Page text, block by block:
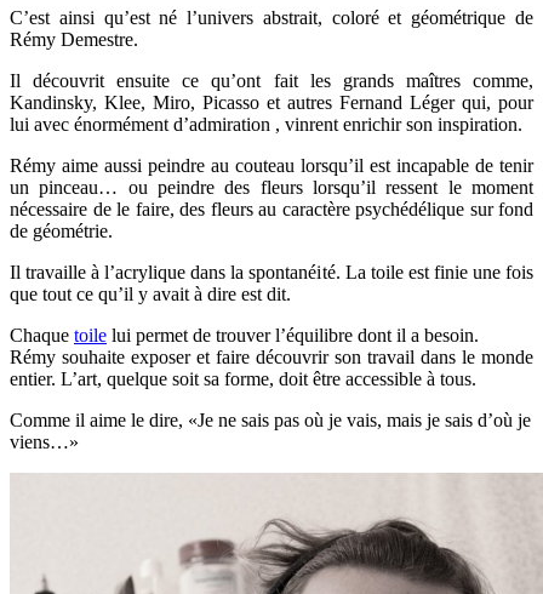
C’est ainsi qu’est né l’univers abstrait, coloré et géométrique de
Rémy Demestre.
Il découvrit ensuite ce qu’ont fait les grands maîtres comme,
Kandinsky, Klee, Miro, Picasso et autres Fernand Léger qui, pour
lui avec énormément d’admiration , vinrent enrichir son inspiration.
Rémy aime aussi peindre au couteau lorsqu’il est incapable de tenir
un pinceau… ou peindre des fleurs lorsqu’il ressent le moment
nécessaire de le faire, des fleurs au caractère psychédélique sur fond
de géométrie.
Il travaille à l’acrylique dans la spontanéité. La toile est finie une fois
que tout ce qu’il y avait à dire est dit.
Chaque toile lui permet de trouver l’équilibre dont il a besoin.
Rémy souhaite exposer et faire découvrir son travail dans le monde
entier. L’art, quelque soit sa forme, doit être accessible à tous.
Comme il aime le dire, «Je ne sais pas où je vais, mais je sais d’où je
viens…»